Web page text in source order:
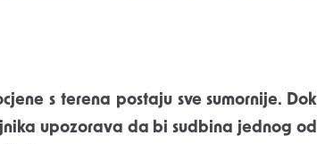
upozorava da bi sudbina jednog od